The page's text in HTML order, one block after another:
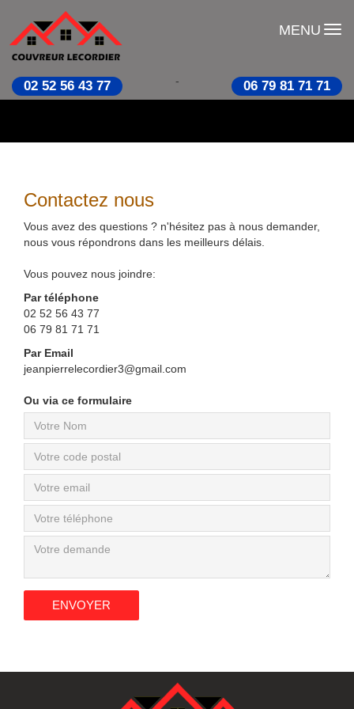
MENU
02 52 56 43 77 - 06 79 81 71 71
Contactez nous
Vous avez des questions ? n'hésitez pas à nous demander,
nous vous répondrons dans les meilleurs délais.
Vous pouvez nous joindre:
Par téléphone
02 52 56 43 77
06 79 81 71 71
Par Email
jeanpierrelecordier3@gmail.com
Ou via ce formulaire